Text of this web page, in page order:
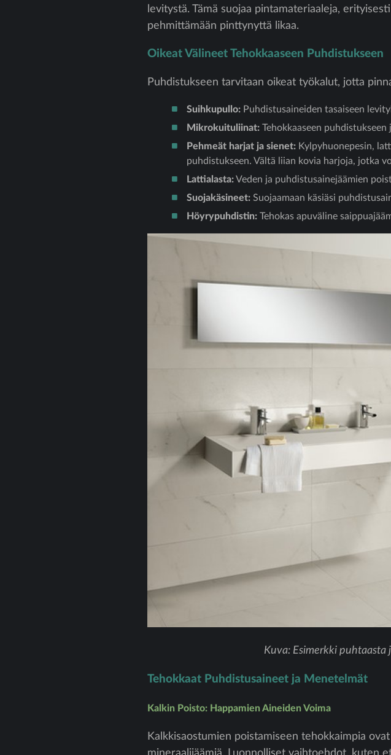
levitystä. Tämä suojaa pintamateriaaleja,
pehmittämään pinttynyttä likaa.
Oikeat Välineet Tehokkaaseen Puhdistukseen
Puhdistukseen tarvitaan oikeat työkalut, jotta
Suihkupullo: Puhdistusaineiden tasaiseen
Mikrokuituliinat: Tehokkaaseen puhdistukseen
Pehmeät harjat ja sienet: Kylpyhuonepesin,
puhdistukseen. Vältä liian kovia harjoja, jotka
Lattialasta:Veden ja puhdistusainejäämien
Suojakäsineet: Suojaamaan käsiäsi
Höyrypuhdistin: Tehokas apuväline
Kuva: Esimerkki
Tehokkaat Puhdistusaineet ja Menetelmät
Kalkin Poisto: Happamien Aineiden Voima
Kalkkisaostumien poistamiseen tehokkaimpia